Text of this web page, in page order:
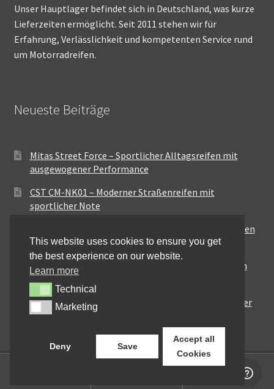
Unser Hauptlager befindet sich in Deutschland, was kurze
Lieferzeiten ermöglicht. Seit 2011 stehen wir für
Erfahrung, Verlässlichkeit und kompetenten Service rund
um Motorradreifen.
Neueste Beiträge
Mitas Street Force – Sportlicher Alltagsreifen mit
ausgewogener Performance
CST CM-NK01 – Moderner Straßenreifen mit
sportlicher Note
Maxxis MA-ST3 – Ausgewogener Sport-Touring-Reifen
für vielseitige Einsätze
Pirelli City Demon – Zuverlässigkeit für den urbanen
Alltag
Metzeler Perfect ME77 – Klassische Optik mit solider
Straßenperformance
This website uses cookies to ensure you get
the best experience on our website.
Learn more
TechnicalTechnical
MarketingMarketing
Deny Save
Accept all
Cookies